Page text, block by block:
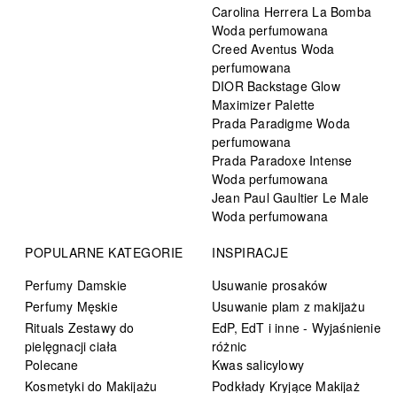
Carolina Herrera La Bomba
Woda perfumowana
Creed Aventus Woda
perfumowana
DIOR Backstage Glow
Maximizer Palette
Prada Paradigme Woda
perfumowana
Prada Paradoxe Intense
Woda perfumowana
Jean Paul Gaultier Le Male
Woda perfumowana
POPULARNE KATEGORIE
Perfumy Damskie
Perfumy Męskie
Rituals Zestawy do
pielęgnacji ciała
Polecane
Kosmetyki do Makijażu
INSPIRACJE
Usuwanie prosaków
Usuwanie plam z makijażu
EdP, EdT i inne - Wyjaśnienie
różnic
Kwas salicylowy
Podkłady Kryjące Makijaż